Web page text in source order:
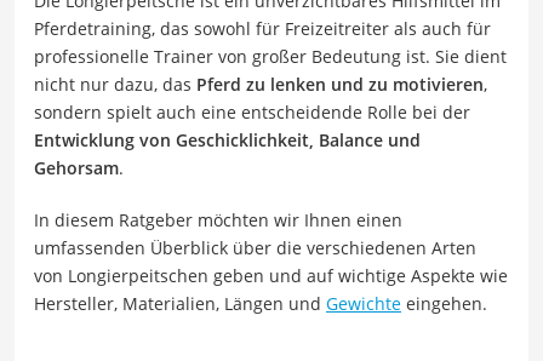
Pferdetraining, das sowohl für Freizeitreiter als auch für
professionelle Trainer von großer Bedeutung ist. Sie dient
nicht nur dazu, das Pferd zu lenken und zu motivieren,
sondern spielt auch eine entscheidende Rolle bei der
Entwicklung von Geschicklichkeit, Balance und
Gehorsam.
In diesem Ratgeber möchten wir Ihnen einen
umfassenden Überblick über die verschiedenen Arten
von Longierpeitschen geben und auf wichtige Aspekte wie
Hersteller, Materialien, Längen und Gewichte eingehen.